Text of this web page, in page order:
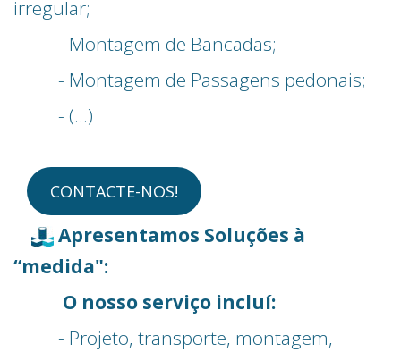
irregular;
- Montagem de Bancadas;
- Montagem de Passagens pedonais;
- (…)
CONTACTE-NOS!
Apresentamos Soluções à
“medida":
O nosso serviço incluí:
- Projeto, transporte, montagem,